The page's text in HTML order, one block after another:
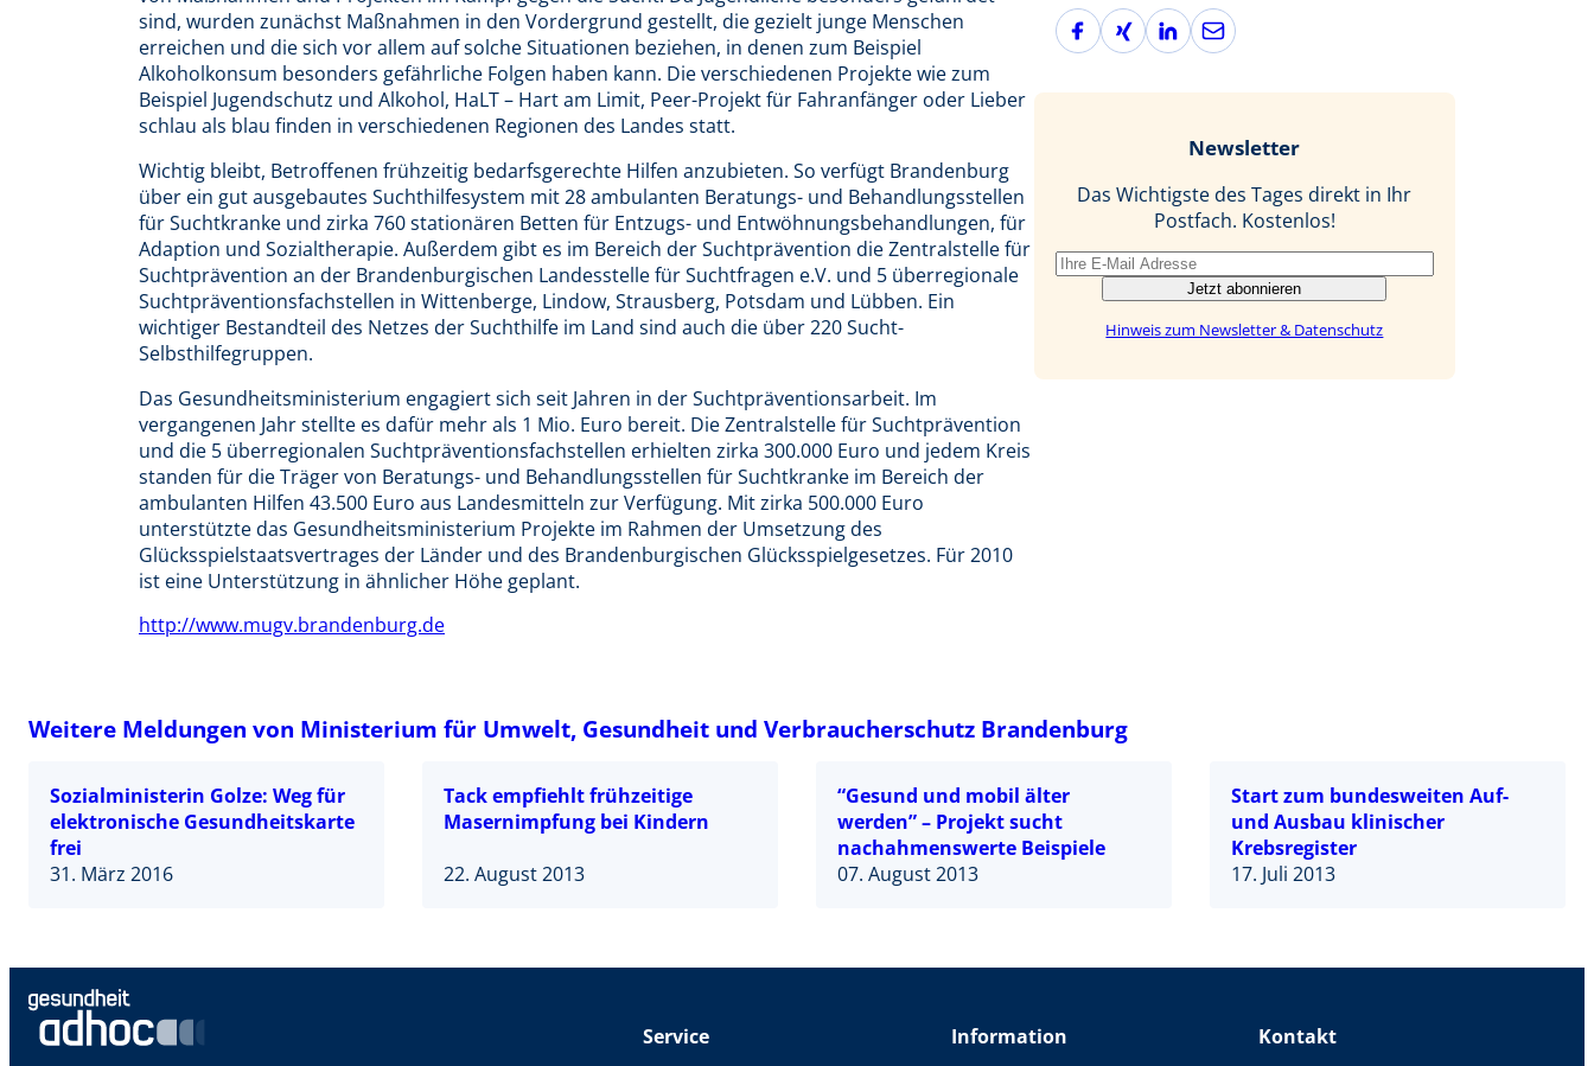
sind, wurden zunächst Maßnahmen in den Vordergrund gestellt, die gezielt junge Menschen
erreichen und die sich vor allem auf solche Situationen beziehen, in denen zum Beispiel
Alkoholkonsum besonders gefährliche Folgen haben kann. Die verschiedenen Projekte wie zum
Beispiel Jugendschutz und Alkohol, HaLT – Hart am Limit, Peer-Projekt für Fahranfänger oder Lieber
schlau als blau finden in verschiedenen Regionen des Landes statt.
Wichtig bleibt, Betroffenen frühzeitig bedarfsgerechte Hilfen anzubieten. So verfügt Brandenburg
über ein gut ausgebautes Suchthilfesystem mit 28 ambulanten Beratungs- und Behandlungsstellen
für Suchtkranke und zirka 760 stationären Betten für Entzugs- und Entwöhnungsbehandlungen, für
Adaption und Sozialtherapie. Außerdem gibt es im Bereich der Suchtprävention die Zentralstelle für
Suchtprävention an der Brandenburgischen Landesstelle für Suchtfragen e.V. und 5 überregionale
Suchtpräventionsfachstellen in Wittenberge, Lindow, Strausberg, Potsdam und Lübben. Ein
wichtiger Bestandteil des Netzes der Suchthilfe im Land sind auch die über 220 Sucht-
Selbsthilfegruppen.
Das Gesundheitsministerium engagiert sich seit Jahren in der Suchtpräventionsarbeit. Im
vergangenen Jahr stellte es dafür mehr als 1 Mio. Euro bereit. Die Zentralstelle für Suchtprävention
und die 5 überregionalen Suchtpräventionsfachstellen erhielten zirka 300.000 Euro und jedem Kreis
standen für die Träger von Beratungs- und Behandlungsstellen für Suchtkranke im Bereich der
ambulanten Hilfen 43.500 Euro aus Landesmitteln zur Verfügung. Mit zirka 500.000 Euro
unterstützte das Gesundheitsministerium Projekte im Rahmen der Umsetzung des
Glücksspielstaatsvertrages der Länder und des Brandenburgischen Glücksspielgesetzes. Für 2010
ist eine Unterstützung in ähnlicher Höhe geplant.
http://www.mugv.brandenburg.de
F
a
X
i
L
i
n
E
-
l
Newsletter
Das Wichtigste des Tages direkt in Ihr
Postfach. Kostenlos!
Jetzt abonnieren
Hinweis zum Newsletter & Datenschutz
Weitere Meldungen von Ministerium für Umwelt, Gesundheit und Verbraucherschutz Brandenburg
Sozialministerin Golze: Weg für
elektronische Gesundheitskarte
frei
31. März 2016
Tack empfiehlt frühzeitige
Masernimpfung bei Kindern
22. August 2013
“Gesund und mobil älter
werden” – Projekt sucht
nachahmenswerte Beispiele
07. August 2013
Start zum bundesweiten Auf-
und Ausbau klinischer
Krebsregister
17. Juli 2013
Service Information Kontakt